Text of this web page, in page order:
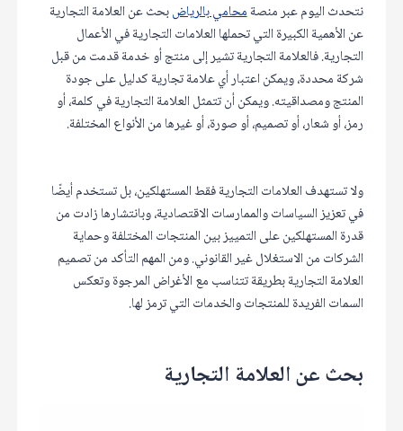
نتحدث اليوم عبر منصةمحامي بالرياضبحث عن العلامة التجارية
عن الأهمية الكبيرة التي تحملها العلامات التجارية في الأعمال
التجارية. فالعلامة التجارية تشير إلى منتج أو خدمة قدمت من قبل
شركة محددة، ويمكن اعتبار أي علامة تجارية كدليل على جودة
المنتج ومصداقيته. ويمكن أن تتمثل العلامة التجارية في كلمة، أو
رمز، أو شعار، أو تصميم، أو صورة، أو غيرها من الأنواع المختلفة.
ولا تستهدف العلامات التجارية فقط المستهلكين، بل تستخدم أيضًا
في تعزيز السياسات والممارسات الاقتصادية، وبانتشارها زادت من
قدرة المستهلكين على التمييز بين المنتجات المختلفة وحماية
الشركات من الاستغلال غير القانوني. ومن المهم التأكد من تصميم
العلامة التجارية بطريقة تتناسب مع الأغراض المرجوة وتعكس
السمات الفريدة للمنتجات والخدمات التي ترمز لها.
بحث عن العلامة التجارية